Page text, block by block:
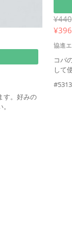
す。好みの
¥440
¥
協進
コバ
して